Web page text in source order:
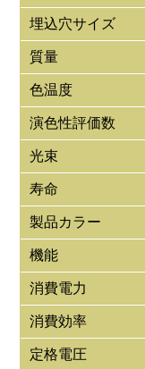
埋込穴サイズ
質量
色温度
演色性評価数
光束
寿命
製品カラー
機能
消費電力
消費効率
定格電圧